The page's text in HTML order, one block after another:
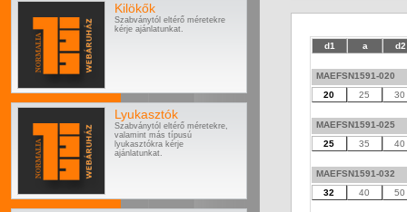
Kilökők
Szabványtól eltérő méretekre
kérje ajánlatunkat.
Lyukasztók
Szabványtól eltérő méretekre,
valamint más típusú
lyukasztókra kérje
ajánlatunkat.
d1 a d2
MAEFSN1591-020
20
25 30
MAEFSN1591-025
25
35 40
MAEFSN1591-032
32
40 50